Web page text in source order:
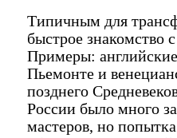
Типичным для
быстрое знакомство
Примеры:
Пьемонте и
позднего
России было много
мастеров, но